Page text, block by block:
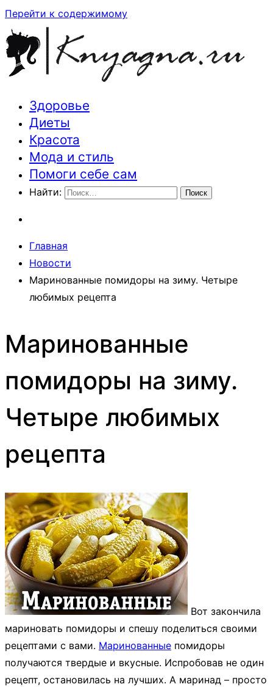
Перейти к содержимому
Траектория здоровья и красоты
Здоровье
Диеты
Красота
Мода и стиль
Помоги себе сам
Найти:
Главная
Новости
Маринованные помидоры на зиму. Четыре
любимых рецепта
Маринованные
помидоры на зиму.
Четыре любимых
рецепта
Вот закончила
мариновать помидоры и спешу поделиться своими
рецептами с вами. Маринованные помидоры
получаются твердые и вкусные. Испробовав не один
рецепт, остановилась на лучших. А маринад – просто